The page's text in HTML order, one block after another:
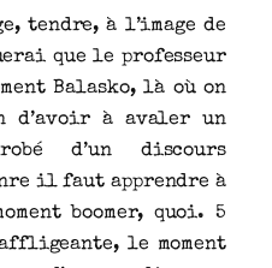
tendre, à l’image de
que le professeur
Balasko, là où on
d’avoir à avaler un
d’un discours
il faut apprendre à
boomer, quoi. 5
le moment